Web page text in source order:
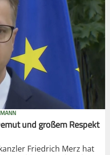
und großem Respekt
Friedrich Merz hat